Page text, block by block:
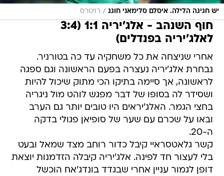
יש חגיגה הלילה. איסלם סלימאני חוגג / רויטרס
חוף השנהב - אלג'יריה 1:1 (3:4
לאלג'יריה בפנדלים)
אחרי שניצחה את כל משחקיה עד כה בטורניר.
נבחרת אלג'יריה נעצרה בפעם הראשונה וגם ספגה
לראשונה, אך סיימה בתיקו הכי מתוק שיכול להיות
ושסידר לה בסופו של דבר מפגש לוהט מול ניגריה
בחצי הגמר. האלג'יראים היו טובים יותר גם הערב
ובאו על שכרם עם שער של סופיאן פגולי בדקה
ה-20.
קשר גלאטסראיי קיבל כדור רוחב מצד שמאל ובעט
בלי לעצור חד לפינה. אלג'יריה קיבלה הזדמנות יוצאת
דופן לגמור עניין אחרי שבגדד בונדג'אח הוכשל